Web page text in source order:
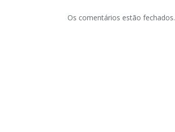
Os comentários estão fechados.